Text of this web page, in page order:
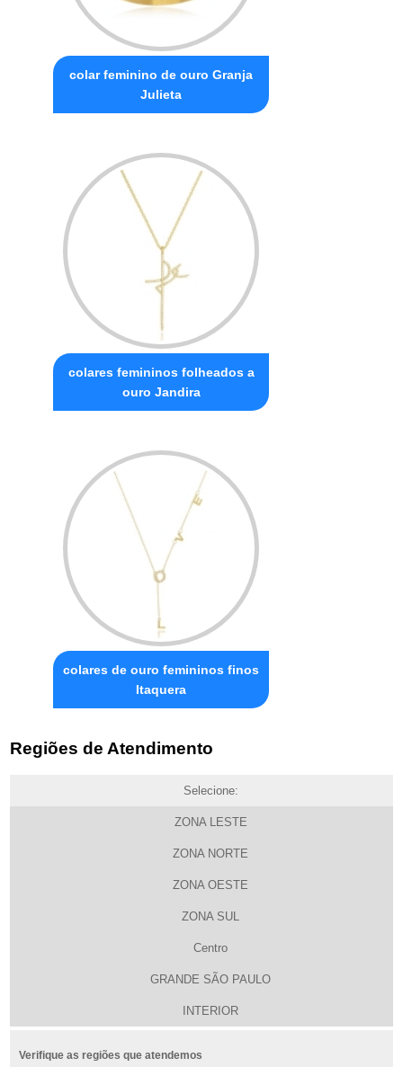
colar feminino de ouro Granja
Julieta
colares femininos folheados a
ouro Jandira
colares de ouro femininos finos
Itaquera
Regiões de Atendimento
Selecione:
ZONA LESTE
ZONA NORTE
ZONA OESTE
ZONA SUL
Centro
GRANDE SÃO PAULO
INTERIOR
Verifique as regiões que atendemos